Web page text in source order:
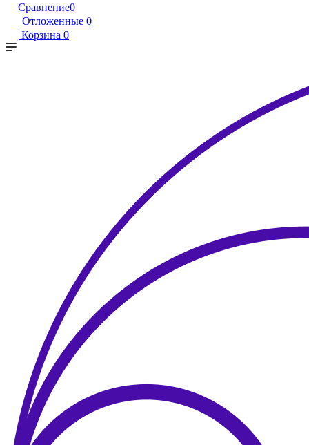
Сравнение0
Отложенные 0
Корзина 0